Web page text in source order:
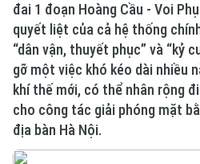
đai 1 đoạn Hoàng Cầu - Voi
quyết liệt của cả hệ thống
“dân vận, thuyết phục” và “kỷ
gỡ một việc khó kéo dài nhiều
khí thế mới, có thể nhân rộng
cho công tác giải phóng mặt
địa bàn Hà Nội.